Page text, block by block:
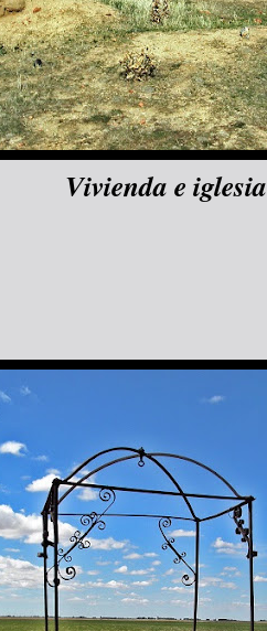
Vivienda e